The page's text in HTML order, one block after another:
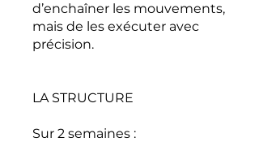
d’enchaîner les mouvements,
mais de les exécuter avec
précision.
LA STRUCTURE
Sur 2 semaines :